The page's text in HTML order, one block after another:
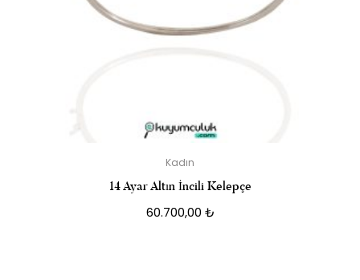
Kadın
14 Ayar Altın İncili Kelepçe
60.700,00 ₺